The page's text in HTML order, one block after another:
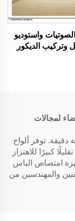
واستوديو
وتركيب الديكور
لمجالات
دقيقة. توفر ألواح
الرغوة والألياف ذات الأداء العالي من SAIJIA تقليلًا كبيرًا للاهتزاز
امتصاص الباس
والمهندسين من